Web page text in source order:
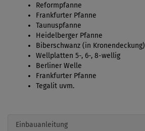
Reformpfanne
Frankfurter Pfanne
Taunuspfanne
Heidelberger Pfanne
Biberschwanz (in Kronendeckung)
Wellplatten 5-, 6-, 8-wellig
Berliner Welle
Frankfurter Pfanne
Tegalit uvm.
Einbauanleitung